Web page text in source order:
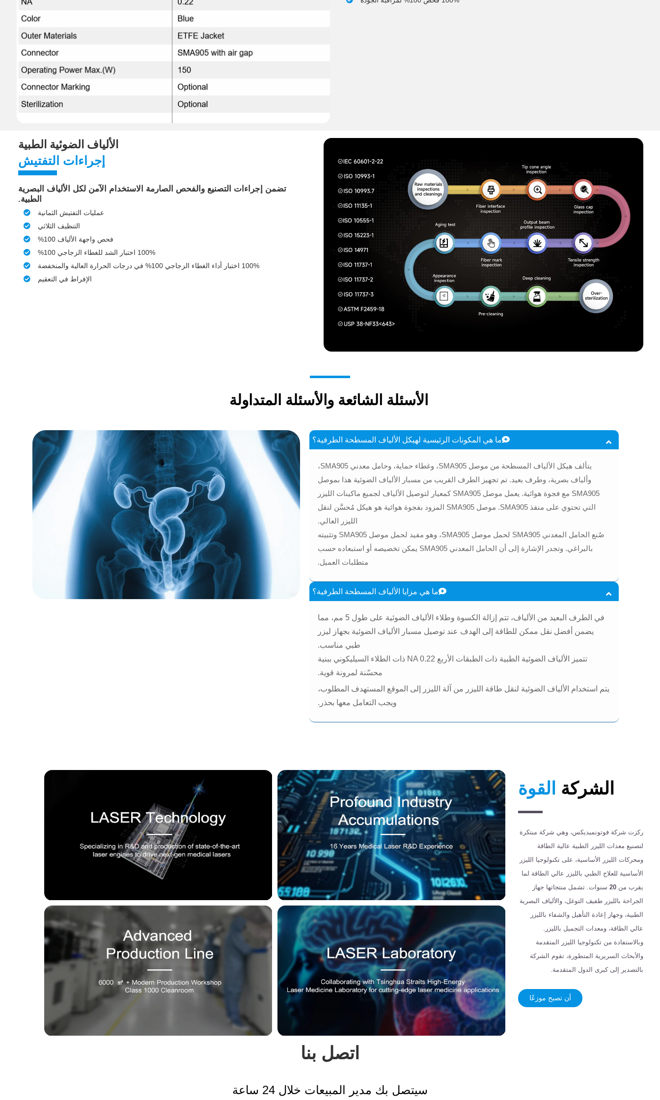
الألياف الضوئية الطبية
إجراءات التفتيش
تضمن إجراءات التصنيع والفحص الصارمة الاستخدام الآمن لكل الألياف البصرية
الطبية.
عمليات التفتيش الثمانية
التنظيف الثلاثي
فحص واجهة الألياف 100%
100% اختبار الشد للغطاء الزجاجي 100%
100% اختبار أداء الغطاء الزجاجي 100% في درجات الحرارة العالية والمنخفضة
الإفراط في التعقيم
الأسئلة الشائعة والأسئلة المتداولة
ما هي المكونات الرئيسية لهيكل الألياف المسطحة الطرفية؟
يتألف هيكل الألياف المسطحة من موصل SMA905، وغطاء حماية، وحامل معدني SMA905،
وألياف بصرية، وطرف بعيد. تم تجهيز الطرف القريب من مسبار الألياف الضوئية هذا بموصل
SMA905 مع فجوة هوائية. يعمل موصل SMA905 كمعيار لتوصيل الألياف لجميع ماكينات الليزر
التي تحتوي على منفذ SMA905. موصل SMA905 المزود بفجوة هوائية هو هيكل مُحسَّن لنقل
الليزر العالي.
صُنع الحامل المعدني SMA905 لحمل موصل SMA905، وهو مفيد لحمل موصل SMA905 وتثبيته
بالبراغي. وتجدر الإشارة إلى أن الحامل المعدني SMA905 يمكن تخصيصه أو استبعاده حسب
متطلبات العميل.
ما هي مزايا الألياف المسطحة الطرفية؟
في الطرف البعيد من الألياف، تتم إزالة الكسوة وطلاء الألياف الضوئية على طول 5 مم، مما
يضمن أفضل نقل ممكن للطاقة إلى الهدف عند توصيل مسبار الألياف الضوئية بجهاز ليزر
طبي مناسب.
تتميز الألياف الضوئية الطبية ذات الطبقات الأربع NA 0.22 ذات الطلاء السيليكوني ببنية
محسّنة لمرونة قوية.
يتم استخدام الألياف الضوئية لنقل طاقة الليزر من آلة الليزر إلى الموقع المستهدف المطلوب،
ويجب التعامل معها بحذر.
الشركة القوة
ركزت شركة فوتونميديكس، وهي شركة مبتكرة
لتصنيع معدات الليزر الطبية عالية الطاقة
ومحركات الليزر الأساسية، على تكنولوجيا الليزر
الأساسية للعلاج الطبي بالليزر عالي الطاقة لما
يقرب من 20 سنوات. تشمل منتجاتها جهاز
الجراحة بالليزر طفيف التوغل، والألياف البصرية
الطبية، وجهاز إعادة التأهيل والشفاء بالليزر
عالي الطاقة، ومعدات التجميل بالليزر.
وبالاستفادة من تكنولوجيا الليزر المتقدمة
والأبحاث السريرية المتطورة، تقوم الشركة
بالتصدير إلى كبرى الدول المتقدمة.
أن تصبح موزعًا
اتصل بنا
سيتصل بك مدير المبيعات خلال 24 ساعة